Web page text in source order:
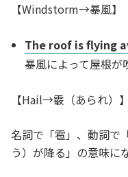
【Windstorm→暴風】
The roof is flying
暴風によって屋根が
【Hail→霰（あられ）】
名詞で「雹」、動詞で
う）が降る」の意味に